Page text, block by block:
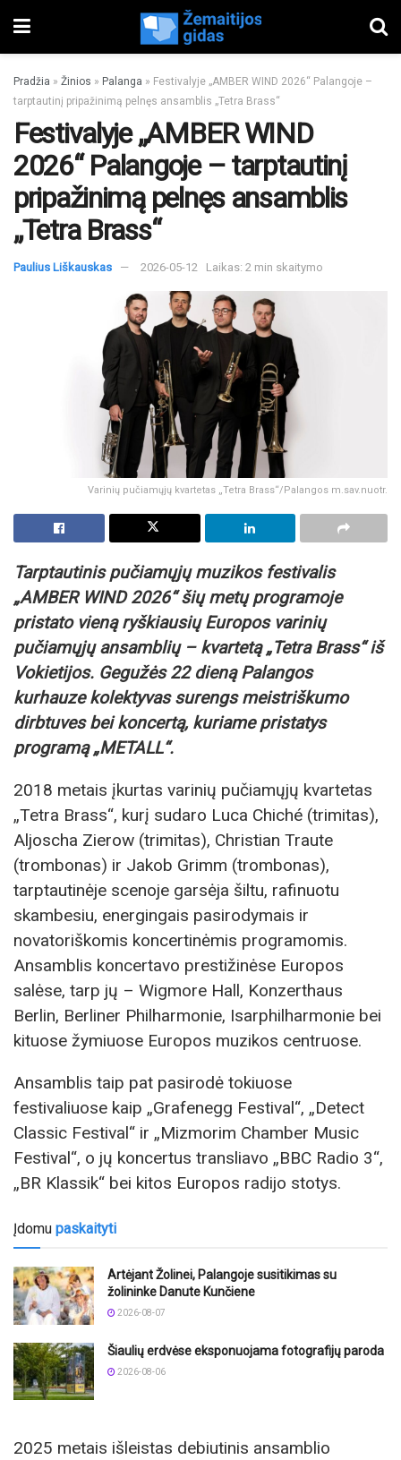
Pradžia » Žinios » Palanga » Festivalyje „AMBER WIND 2026“ Palangoje –
tarptautinį pripažinimą pelnęs ansamblis „Tetra Brass“
Festivalyje „AMBER WIND
2026“ Palangoje – tarptautinį
pripažinimą pelnęs ansamblis
„Tetra Brass“
Paulius Liškauskas 2026-05-12 Laikas: 2 min skaitymo
Varinių pučiamųjų kvartetas „Tetra Brass“/Palangos m.sav.nuotr.
Tarptautinis pučiamųjų muzikos festivalis
„AMBER WIND 2026“ šių metų programoje
pristato vieną ryškiausių Europos varinių
pučiamųjų ansamblių – kvartetą „Tetra Brass“ iš
Vokietijos. Gegužės 22 dieną Palangos
kurhauze kolektyvas surengs meistriškumo
dirbtuves bei koncertą, kuriame pristatys
programą „METALL“.
2018 metais įkurtas varinių pučiamųjų kvartetas
„Tetra Brass“, kurį sudaro Luca Chiché (trimitas),
Aljoscha Zierow (trimitas), Christian Traute
(trombonas) ir Jakob Grimm (trombonas),
tarptautinėje scenoje garsėja šiltu, rafinuotu
skambesiu, energingais pasirodymais ir
novatoriškomis koncertinėmis programomis.
Ansamblis koncertavo prestižinėse Europos
salėse, tarp jų – Wigmore Hall, Konzerthaus
Berlin, Berliner Philharmonie, Isarphilharmonie bei
kituose žymiuose Europos muzikos centruose.
Ansamblis taip pat pasirodė tokiuose
festivaliuose kaip „Grafenegg Festival“, „Detect
Classic Festival“ ir „Mizmorim Chamber Music
Festival“, o jų koncertus transliavo „BBC Radio 3“,
„BR Klassik“ bei kitos Europos radijo stotys.
Įdomu paskaityti
Artėjant Žolinei, Palangoje susitikimas su
žolininke Danute Kunčiene
2026-08-07
Šiaulių erdvėse eksponuojama fotografijų paroda
2026-08-06
2025 metais išleistas debiutinis ansamblio